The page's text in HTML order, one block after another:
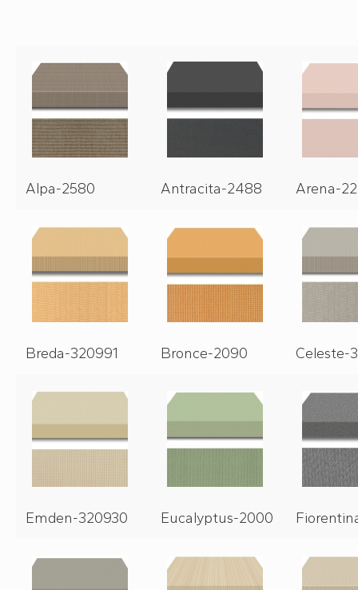
Alpa-2580 Antracita-2488 Arena-
Breda-320991 Bronce-2090 Celeste-
Emden-320930 Eucalyptus-2000